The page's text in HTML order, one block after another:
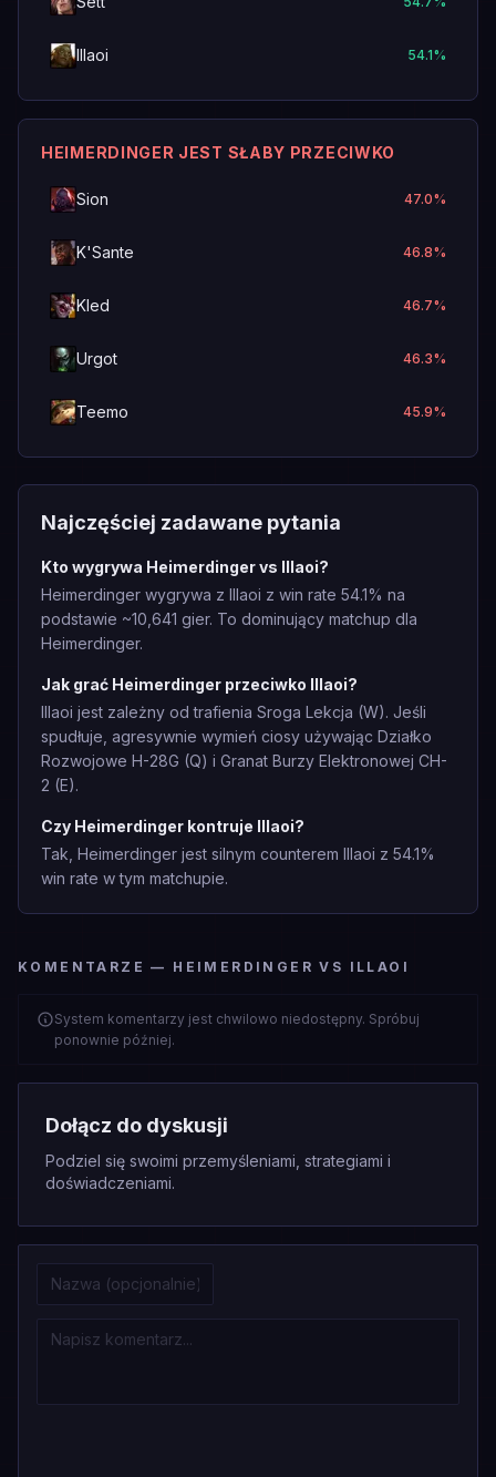
Illaoi 54.1%
HEIMERDINGER JEST SŁABY PRZECIWKO
Sion 47.0%
K'Sante 46.8%
Kled 46.7%
Urgot 46.3%
Teemo 45.9%
Najczęściej zadawane pytania
Kto wygrywa Heimerdinger vs Illaoi?
Heimerdinger wygrywa z Illaoi z win rate 54.1% na
podstawie ~10,641 gier. To dominujący matchup dla
Heimerdinger.
Jak grać Heimerdinger przeciwko Illaoi?
Illaoi jest zależny od trafienia Sroga Lekcja (W). Jeśli
spudłuje, agresywnie wymień ciosy używając Działko
Rozwojowe H-28G (Q) i Granat Burzy Elektronowej CH-
2 (E).
Czy Heimerdinger kontruje Illaoi?
Tak, Heimerdinger jest silnym counterem Illaoi z 54.1%
win rate w tym matchupie.
KOMENTARZE — HEIMERDINGER VS ILLAOI
System komentarzy jest chwilowo niedostępny. Spróbuj
ponownie później.
Dołącz do dyskusji
Podziel się swoimi przemyśleniami, strategiami i
doświadczeniami.